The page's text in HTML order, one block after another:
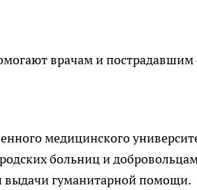
врачам и
медицинского
больниц и
выдачи гуманитарной помощи.